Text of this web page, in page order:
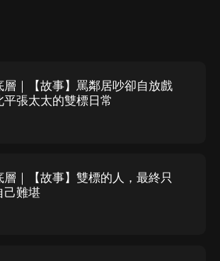
你城府深；
你格局太小，小氣。
心想法與環境共同塑造出來的。你想成
的環境，能夠清醒認識你自己，重新定
就是歷練，没有最好的自己，只有更好
層｜【故事】罵鄰居吵卻自放戲
平張太太的雙標日常
層｜【故事】雙標的人，最終只
己難堪